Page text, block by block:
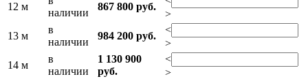
12 м
наличии
867 800 руб.
>
13 м
в
наличии
984 200 руб.
<
>
14 м
в
наличии
1 130 900
руб.
<
>